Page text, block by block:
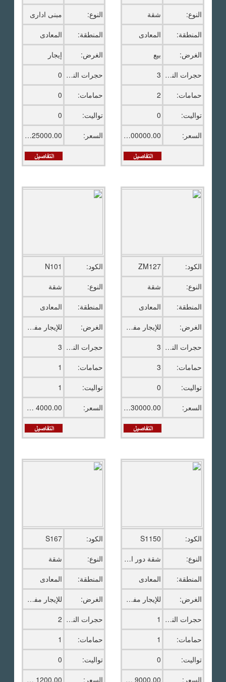
النوع:
شقة
المنطقة:
المعادى
الغرض:
بيع
حجرات النوم: 3
حمامات:
2
تواليت:
0
السعر:
6300000.00 ج.م
النوع:
مبنى ادارى
المنطقة:
المعادى
الغرض:
إيجار
حجرات النوم: 0
حمامات:
0
تواليت:
0
السعر:
25000.00 دولار امريكى
الكود:
ZM127
النوع:
شقة
المنطقة:
المعادى
الغرض:
للإيجار مفروش
حجرات النوم: 3
حمامات:
3
تواليت:
0
السعر:
30000.00 ج.م
الكود:
N101
النوع:
شقة
المنطقة:
المعادى
الغرض:
للإيجار مفروش
حجرات النوم: 3
حمامات:
1
تواليت:
1
السعر:
4000.00 ج.م
الكود:
S1150
النوع:
شقة دور اخير بالروف
المنطقة:
المعادى
الغرض:
للإيجار مفروش
حجرات النوم: 1
حمامات:
1
تواليت:
0
السعر:
9000.00 ج.م
الكود:
S167
النوع:
شقة
المنطقة:
المعادى
الغرض:
للإيجار مفروش
حجرات النوم: 2
حمامات:
1
تواليت:
0
السعر:
1200.00 دولار امريكى